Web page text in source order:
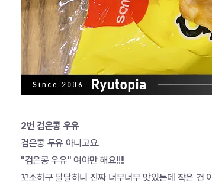
2번 검은콩 우유
검은콩 두유 아니고요.
"검은콩 우유" 여야만 해요!!!!
꼬소하구 달달하니 진짜 너무너무 맛있는데 작은 건